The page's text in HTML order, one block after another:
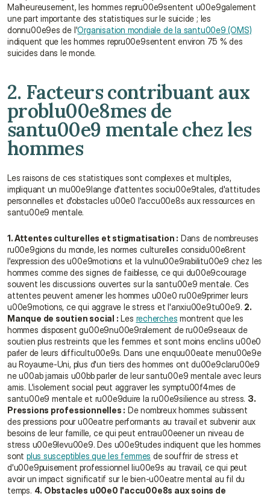
Malheureusement, les hommes repru00e9sentent u00e9galement
une part importante des statistiques sur le suicide ; les
donnu00e9es de l'Organisation mondiale de la santu00e9 (OMS)
indiquent que les hommes repru00e9sentent environ 75 % des
suicides dans le monde.
2. Facteurs contribuant aux
problu00e8mes de
santu00e9 mentale chez les
hommes
Les raisons de ces statistiques sont complexes et multiples,
impliquant un mu00e9lange d'attentes sociu00e9tales, d'attitudes
personnelles et d'obstacles u00e0 l'accu00e8s aux ressources en
santu00e9 mentale.
1. Attentes culturelles et stigmatisation : Dans de nombreuses
ru00e9gions du monde, les normes culturelles considu00e8rent
l'expression des u00e9motions et la vulnu00e9rabilitu00e9 chez les
hommes comme des signes de faiblesse, ce qui du00e9courage
souvent les discussions ouvertes sur la santu00e9 mentale. Ces
attentes peuvent amener les hommes u00e0 ru00e9primer leurs
u00e9motions, ce qui aggrave le stress et l'anxiu00e9tu00e9. 2.
Manque de soutien social : Les recherches montrent que les
hommes disposent gu00e9nu00e9ralement de ru00e9seaux de
soutien plus restreints que les femmes et sont moins enclins u00e0
parler de leurs difficultu00e9s. Dans une enquu00eate menu00e9e
au Royaume-Uni, plus d'un tiers des hommes ont du00e9claru00e9
ne u00ab jamais u00bb parler de leur santu00e9 mentale avec leurs
amis. L'isolement social peut aggraver les symptu00f4mes de
santu00e9 mentale et ru00e9duire la ru00e9silience au stress. 3.
Pressions professionnelles : De nombreux hommes subissent
des pressions pour u00eatre performants au travail et subvenir aux
besoins de leur famille, ce qui peut entrau00eener un niveau de
stress u00e9levu00e9. Des u00e9tudes indiquent que les hommes
sont plus susceptibles que les femmes de souffrir de stress et
d'u00e9puisement professionnel liu00e9s au travail, ce qui peut
avoir un impact significatif sur le bien-u00eatre mental au fil du
temps. 4. Obstacles u00e0 l'accu00e8s aux soins de